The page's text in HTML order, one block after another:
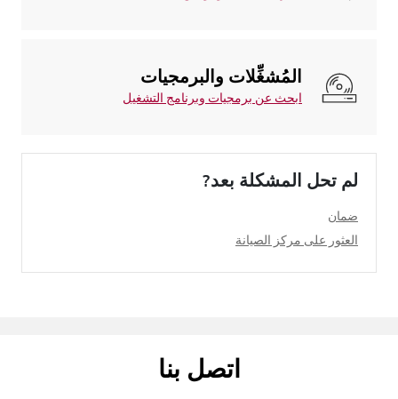
المُشغِّلات والبرمجيات
ابحث عن برمجيات وبرنامج التشغيل
لم تحل المشكلة بعد?
ضمان
العثور على مركز الصيانة
اتصل بنا